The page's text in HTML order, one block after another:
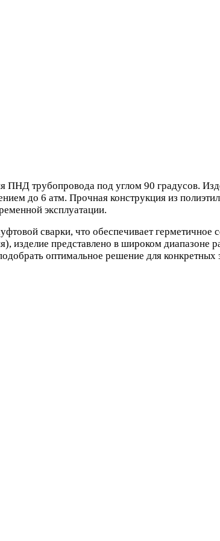
ПНД трубопровода под углом 90 градусов.
до 6 атм. Прочная конструкция из
эксплуатации.
сварки, что обеспечивает герметичное
изделие представлено в широком
оптимальное решение для конкретных